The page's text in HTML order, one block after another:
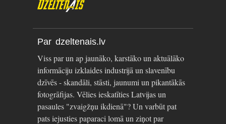
Par dzeltenais.lv
Viss par un ap jaunāko, karstāko un aktuālāko
informāciju izklaides industrijā un slavenību
dzīvēs - skandāli, stāsti, jaunumi un pikantākās
fotogrāfijas. Vēlies ieskatīties Latvijas un
pasaules "zvaigžņu ikdienā"? Un varbūt pat
pats iejusties paparaci lomā un ziņot par